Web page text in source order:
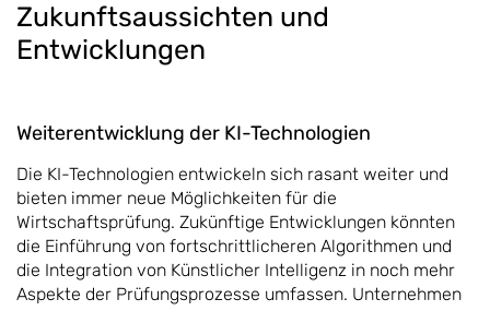
Zukunftsaussichten und
Entwicklungen
Weiterentwicklung der KI-Technologien
Die KI-Technologien entwickeln sich rasant weiter und
bieten immer neue Möglichkeiten für die
Wirtschaftsprüfung. Zukünftige Entwicklungen könnten
die Einführung von fortschrittlicheren Algorithmen und
die Integration von Künstlicher Intelligenz in noch mehr
Aspekte der Prüfungsprozesse umfassen. Unternehmen